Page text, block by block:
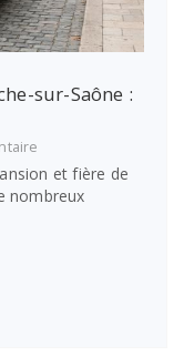
sur-Saône :
Permis
de
conduire
et fière de
nombreux